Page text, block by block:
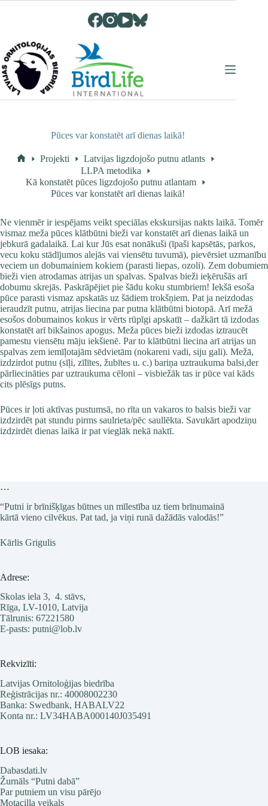
Pūces var konstatēt arī dienas laikā!
Projekti
Latvijas ligzdojošo putnu atlants
LLPA metodika
Kā konstatēt pūces ligzdojošo putnu atlantam
Pūces var konstatēt arī dienas laikā!
Ne vienmēr ir iespējams veikt speciālas ekskursijas nakts laikā. Tomēr
vismaz meža pūces klātbūtni bieži var konstatēt arī dienas laikā un
jebkurā gadalaikā. Lai kur Jūs esat nonākuši (īpaši kapsētās, parkos,
vecu koku stādījumos alejās vai viensētu tuvumā), pievērsiet uzmanību
veciem un dobumainiem kokiem (parasti liepas, ozoli). Zem dobumiem
bieži vien atrodamas atrijas un spalvas. Spalvas bieži ieķērušās arī
dobumu skrejās. Paskrāpējiet pie šādu koku stumbriem! Iekšā esoša
pūce parasti vismaz apskatās uz šādiem trokšņiem. Pat ja neizdodas
ieraudzīt putnu, atrijas liecina par putna klātbūtni biotopā. Arī mežā
esošos dobumainos kokus ir vērts rūpīgi apskatīt – dažkārt tā izdodas
konstatēt arī bikšainos apogus. Meža pūces bieži izdodas iztraucēt
pamestu viensētu māju iekšienē. Par to klātbūtni liecina arī atrijas un
spalvas zem iemīļotajām sēdvietām (nokareni vadi, siju gali). Mežā,
izdzirdot putnu (sīļi, zīlītes, žubītes u. c.) bariņa uztraukuma balsi,der
pārliecināties par uztraukuma cēloni – visbiežāk tas ir pūce vai kāds
cits plēsīgs putns.
Pūces ir ļoti aktīvas pustumsā, no rīta un vakaros to balsis bieži var
izdzirdēt pat stundu pirms saulrieta/pēc saullēkta. Savukārt apodziņu
izdzirdēt dienas laikā ir pat vieglāk nekā naktī.
…
“Putni ir brīnišķīgas būtnes un mīlestība uz tiem brīnumainā
kārtā vieno cilvēkus. Pat tad, ja viņi runā dažādās valodās!”
Kārlis Grigulis
Adrese:
Skolas iela 3, 4. stāvs,
Rīga, LV-1010, Latvija
Tālrunis: 67221580
E-pasts: putni@lob.lv
Rekvizīti:
Latvijas Ornitoloģijas biedrība
Reģistrācijas nr.: 40008002230
Banka: Swedbank, HABALV22
Konta nr.: LV34HABA000140J035491
LOB iesaka:
Dabasdati.lv
Žurnāls “Putni dabā”
Par putniem un visu pārējo
Motacilla veikals